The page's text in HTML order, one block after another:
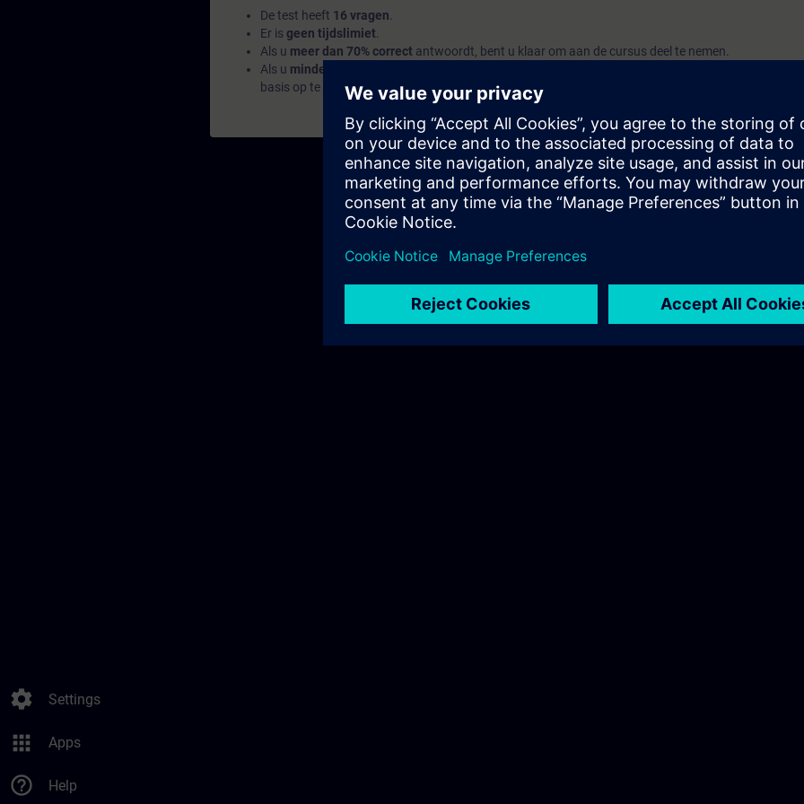
settings Settings
apps Apps
help_outline Help
De test heeft 16 vragen
Er is geen tijdslimiet
Als u meer dan 70% correct antwoordt, bent u klaar om aan de cursus deel te nemen.
Als u minder dan 70%
(ST-PRO1)
basis op te bouwen.